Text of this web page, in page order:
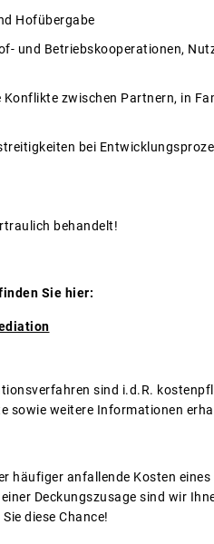
Hofübergabe
und Betriebskooperationen,
zwischen Partnern, in
bei
behandelt!
Sie hier:
sind i.d.R.
sowie weitere Informationen
häufiger anfallende Kosten
Deckungszusage sind wir
diese Chance!